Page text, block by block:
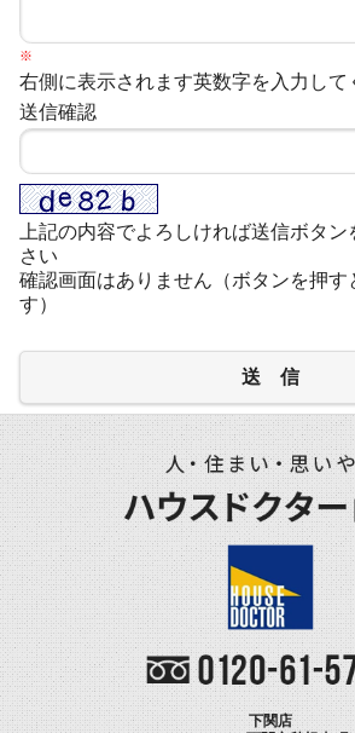
※
右側に表示されます英数字を入力して
送信確認
上記の内容でよろしければ送信ボタ
さい
確認画面はありません（ボタンを押す
す）
送 信
下関店